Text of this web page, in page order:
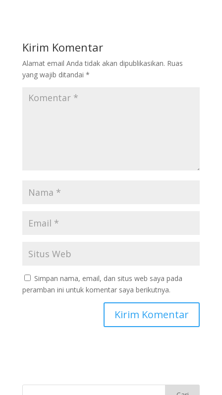
Kirim Komentar
Alamat email Anda tidak akan dipublikasikan. Ruas
yang wajib ditandai *
Simpan nama, email, dan situs web saya pada
peramban ini untuk komentar saya berikutnya.